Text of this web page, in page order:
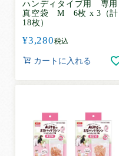
オリジナルグッズ
特集・キャンペーン
定期購入
利用規定
ハンディタイプ用 専用
真空袋 M 6枚 x 3（計
18枚）
¥3,280税込
カートに入れる